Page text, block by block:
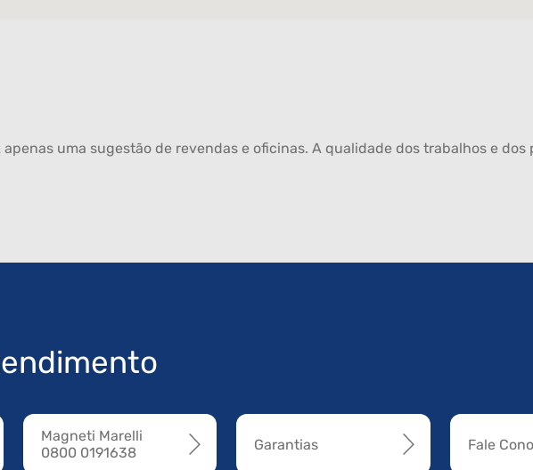
uma sugestão de revendas e oficinas. A qualidade dos trabalhos e
Magneti Marelli
0800 0191638
Garantias Fale